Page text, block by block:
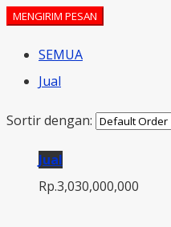
MENGIRIM PESAN
SEMUA
Jual
Sortir dengan:
Jual
Rp.3,030,000,000